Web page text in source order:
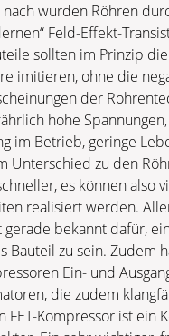
wurden Röhren
Feld-Effekt-
sollten im Prinzip
imitieren, ohne die
der
hohe
im Betrieb, geringe
Unterschied zu den
es können also
realisiert werden.
gerade bekannt dafür,
Bauteil zu sein. Zudem
Ein- und
die zudem
FET-Kompressor ist ein